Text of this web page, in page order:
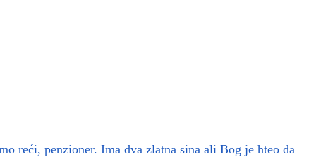
reći, penzioner. Ima dva zlatna sina ali Bog je hteo da